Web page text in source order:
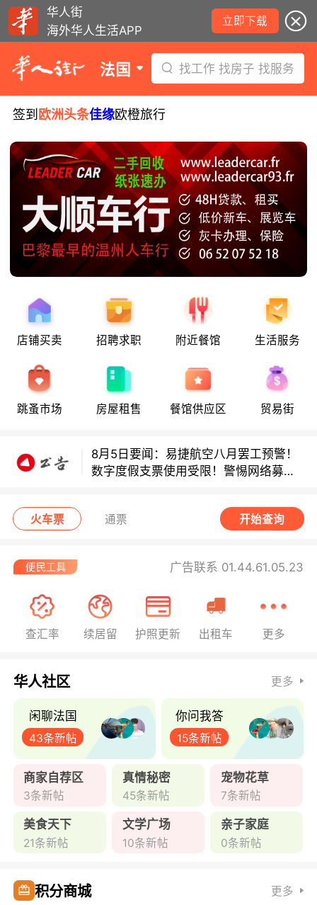
华人街
海外华人生活APP
立即下载
法国 找工作 找房子 找服务
签到 欧洲头条佳缘欧橙旅行
店铺买卖 招聘求职 附近餐馆 生活服务
跳蚤市场 房屋租售 餐馆供应区 贸易街
8月5日要闻：易捷航空八月罢工预警！
数字度假支票使用受限！警惕网络募捐
8月5日要闻：易捷航空八月罢工预警！
数字度假支票使用受限！警惕网络募捐
数字度假支票使用受限！警惕网络募捐
火车票 通票 开始查询
广告联系 01.44.61.05.23
查汇率 续居留 护照更新 出租车 更多
华人社区 更多
闲聊法国
43条新帖
你问我答
15条新帖
商家自荐区
3条新帖
真情秘密
45条新帖
宠物花草
7条新帖
美食天下
21条新帖
文学广场
10条新帖
亲子家庭
0条新帖
积分商城 更多